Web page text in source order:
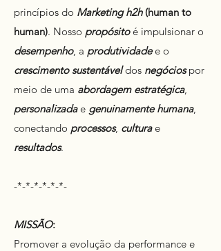
princípios do Marketing h2h(human to
human). Nosso propósitoé impulsionar o
desempenho, a produtividadee o
crescimento sustentáveldos negóciospor
meio de uma abordagem estratégica,
personalizadae genuinamente humana,
conectando processos, culturae
resultados.
-*-*-*-*-*-*-
MISSÃO:
Promover a evolução da performance e